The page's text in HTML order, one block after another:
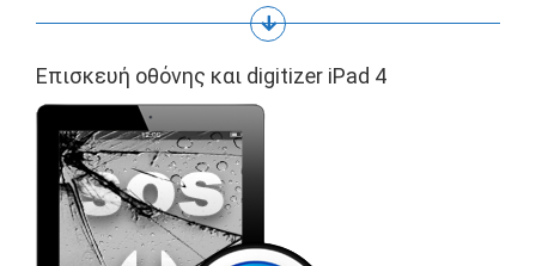
Επισκευή οθόνης και digitizer iPad 4